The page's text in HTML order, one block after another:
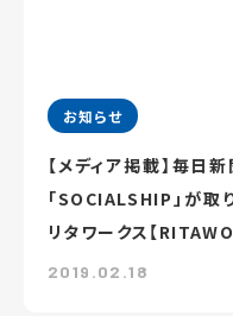
お知らせ
【メディア掲載】毎日
「SOCIALSHIP」が取
リタワークス【
2019.02.18